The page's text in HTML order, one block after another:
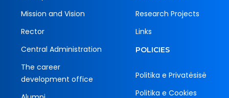
Mission and Vision
Rector
Central Administration
The career
development office
Research Projects
Links
POLICIES
Politika e Privatësisë
Politika e Cookies